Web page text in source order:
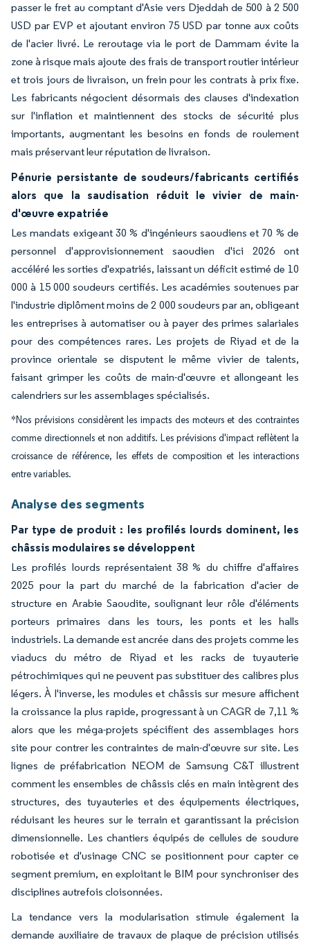
passer le fret au comptant d'Asie vers Djeddah de 500 à 2 500
USD par EVP et ajoutant environ 75 USD par tonne aux coûts
de l'acier livré. Le reroutage via le port de Dammam évite la
zone à risque mais ajoute des frais de transport routier intérieur
et trois jours de livraison, un frein pour les contrats à prix fixe.
Les fabricants négocient désormais des clauses d'indexation
sur l'inflation et maintiennent des stocks de sécurité plus
importants, augmentant les besoins en fonds de roulement
mais préservant leur réputation de livraison.
Pénurie persistante de soudeurs/fabricants certifiés
alors que la saudisation réduit le vivier de main-
d'œuvre expatriée
Les mandats exigeant 30 % d'ingénieurs saoudiens et 70 % de
personnel d'approvisionnement saoudien d'ici 2026 ont
accéléré les sorties d'expatriés, laissant un déficit estimé de 10
000 à 15 000 soudeurs certifiés. Les académies soutenues par
l'industrie diplôment moins de 2 000 soudeurs par an, obligeant
les entreprises à automatiser ou à payer des primes salariales
pour des compétences rares. Les projets de Riyad et de la
province orientale se disputent le même vivier de talents,
faisant grimper les coûts de main-d'œuvre et allongeant les
calendriers sur les assemblages spécialisés.
*Nos prévisions considèrent les impacts des moteurs et des contraintes
comme directionnels et non additifs. Les prévisions d'impact reflètent la
croissance de référence, les effets de composition et les interactions
entre variables.
Analyse des segments
Par type de produit : les profilés lourds dominent, les
châssis modulaires se développent
Les profilés lourds représentaient 38 % du chiffre d'affaires
2025 pour la part du marché de la fabrication d'acier de
structure en Arabie Saoudite, soulignant leur rôle d'éléments
porteurs primaires dans les tours, les ponts et les halls
industriels. La demande est ancrée dans des projets comme les
viaducs du métro de Riyad et les racks de tuyauterie
pétrochimiques qui ne peuvent pas substituer des calibres plus
légers. À l'inverse, les modules et châssis sur mesure affichent
la croissance la plus rapide, progressant à un CAGR de 7,11 %
alors que les méga-projets spécifient des assemblages hors
site pour contrer les contraintes de main-d'œuvre sur site. Les
lignes de préfabrication NEOM de Samsung C&T illustrent
comment les ensembles de châssis clés en main intègrent des
structures, des tuyauteries et des équipements électriques,
réduisant les heures sur le terrain et garantissant la précision
dimensionnelle. Les chantiers équipés de cellules de soudure
robotisée et d'usinage CNC se positionnent pour capter ce
segment premium, en exploitant le BIM pour synchroniser des
disciplines autrefois cloisonnées.
La tendance vers la modularisation stimule également la
demande auxiliaire de travaux de plaque de précision utilisés